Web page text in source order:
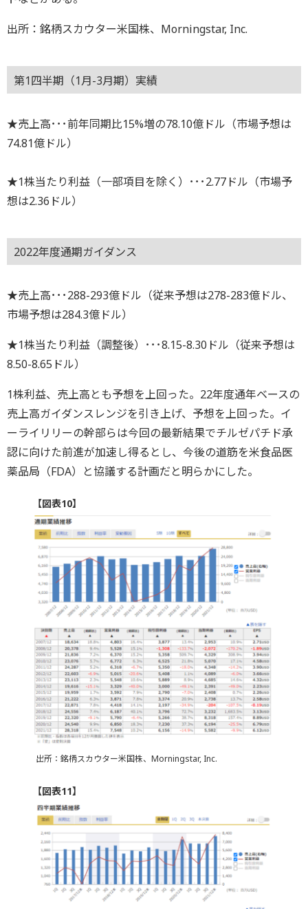
出所：銘柄スカウター米国株、Morningstar, Inc.
第1四半期（1月-3月期）実績
★売上高･･･前年同期比15%増の78.10億ドル（市場予想は
74.81億ドル）
★1株当たり利益（一部項目を除く）･･･2.77ドル（市場予
想は2.36ドル）
2022年度通期ガイダンス
★売上高･･･288-293億ドル（従来予想は278-283億ドル、
市場予想は284.3億ドル）
★1株当たり利益（調整後）･･･8.15-8.30ドル（従来予想は
8.50-8.65ドル）
1株利益、売上高とも予想を上回った。22年度通年ベースの
売上高ガイダンスレンジを引き上げ、予想を上回った。イ
ーライリリーの幹部らは今回の最新結果でチルゼパチド承
認に向けた前進が加速し得るとし、今後の道筋を米食品医
薬品局（FDA）と協議する計画だと明らかにした。
【図表10】
出所：銘柄スカウター米国株、Morningstar, Inc.
【図表11】